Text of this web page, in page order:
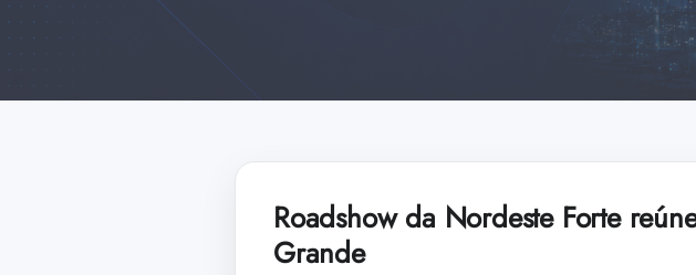
Roadshow da Nordeste Forte
Grande